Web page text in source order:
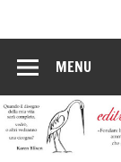
MENU